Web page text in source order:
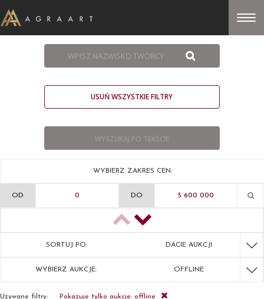
USUŃ WSZYSTKIE FILTRY
WYBIERZ ZAKRES CEN:
OD DO
SORTUJ PO: DACIE AUKCJI
WYBIERZ AUKCJE: OFFLINE
Używane filtry: Pokazuje tylko aukcje: offline